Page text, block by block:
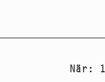
När: